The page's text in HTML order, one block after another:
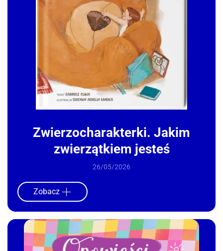
Zwierzocharakterki. Jakim
zwierzątkiem jesteś
26/05/2026
Zobacz